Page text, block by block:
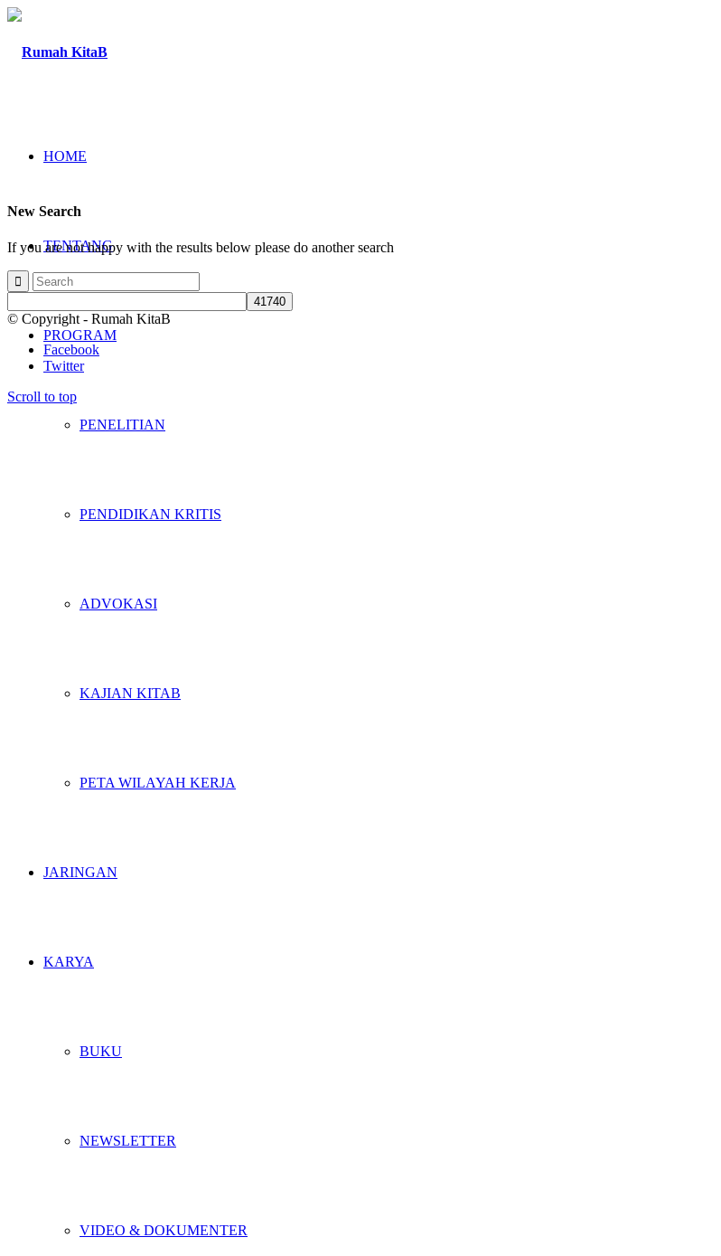
HOME
TENTANG
PROGRAM
PENELITIAN
PENDIDIKAN KRITIS
ADVOKASI
KAJIAN KITAB
PETA WILAYAH KERJA
JARINGAN
KARYA
BUKU
NEWSLETTER
VIDEO & DOKUMENTER
New Search
If you are not happy with the results below please do another search
© Copyright - Rumah KitaB
Facebook
Twitter
Scroll to top